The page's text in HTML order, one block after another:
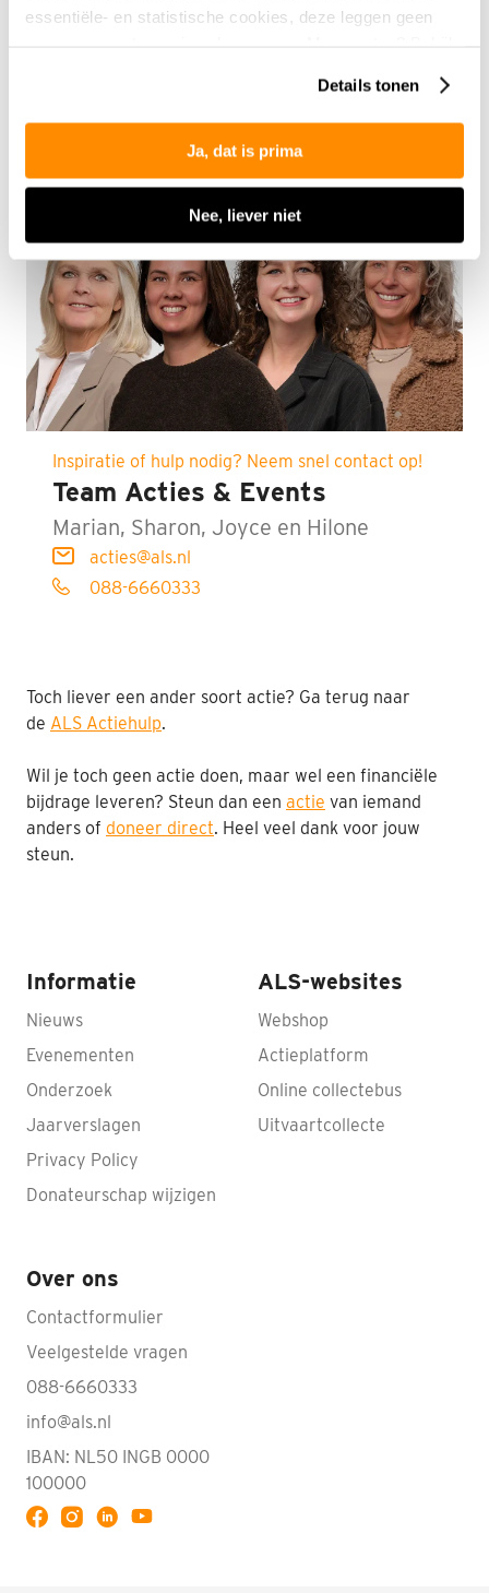
essentiële- en statistische cookies, deze leggen geen
Details tonen
Ja, dat is prima
Nee, liever niet
Inspiratie of hulp nodig? Neem snel contact op!
Team Acties & Events
Marian, Sharon, Joyce en Hilone
acties@als.nl
088-6660333
Toch liever een ander soort actie? Ga terug naar
de ALS Actiehulp.
Wil je toch geen actie doen, maar wel een financiële
bijdrage leveren? Steun dan een actie van iemand
anders of doneer direct. Heel veel dank voor jouw
steun.
Informatie
Nieuws
Evenementen
Onderzoek
Jaarverslagen
Privacy Policy
Donateurschap wijzigen
ALS-websites
Webshop
Actieplatform
Online collectebus
Uitvaartcollecte
Over ons
Contactformulier
Veelgestelde vragen
088-6660333
info@als.nl
IBAN: NL50 INGB 0000
100000